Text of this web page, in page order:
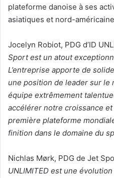
plateforme danoise à ses
asiatiques et nord-
Jocelyn Robiot, PDG d’ID
Sport est un atout
L’entreprise apporte de
une position de leader sur le
équipe extrêmement
accélérer notre croissance
première plateforme
finition dans le domaine du
Nichlas Mørk, PDG de Jet
UNLIMITED est une